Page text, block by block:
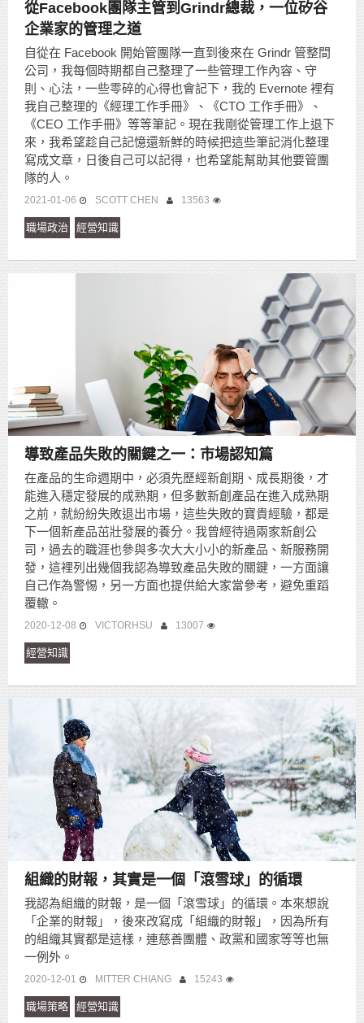
從Facebook團隊主管到Grindr總裁，一位矽谷
企業家的管理之道
自從在 Facebook 開始管團隊一直到後來在 Grindr 管整間
公司，我每個時期都自己整理了一些管理工作內容、守
則、心法，一些零碎的心得也會記下，我的 Evernote 裡有
我自己整理的《經理工作手冊》、《CTO 工作手冊》、
《CEO 工作手冊》等等筆記。現在我剛從管理工作上退下
來，我希望趁自己記憶還新鮮的時候把這些筆記消化整理
寫成文章，日後自己可以記得，也希望能幫助其他要管團
隊的人。
2021-01-06 SCOTT CHEN 13563
職場政治 經營知識
導致產品失敗的關鍵之一：市場認知篇
在產品的生命週期中，必須先歷經新創期、成長期後，才
能進入穩定發展的成熟期，但多數新創產品在進入成熟期
之前，就紛紛失敗退出市場，這些失敗的寶貴經驗，都是
下一個新產品茁壯發展的養分。我曾經待過兩家新創公
司，過去的職涯也參與多次大大小小的新產品、新服務開
發，這裡列出幾個我認為導致產品失敗的關鍵，一方面讓
自己作為警惕，另一方面也提供給大家當參考，避免重蹈
覆轍。
2020-12-08 VICTORHSU 13007
經營知識
組織的財報，其實是一個「滾雪球」的循環
我認為組織的財報，是一個「滾雪球」的循環。本來想說
「企業的財報」，後來改寫成「組織的財報」，因為所有
的組織其實都是這樣，連慈善團體、政黨和國家等等也無
一例外。
2020-12-01 MITTER CHIANG 15243
職場策略 經營知識